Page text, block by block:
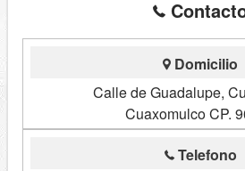
Domicilio
Calle de Guadalupe,
Cuaxomulco CP.
Telefono